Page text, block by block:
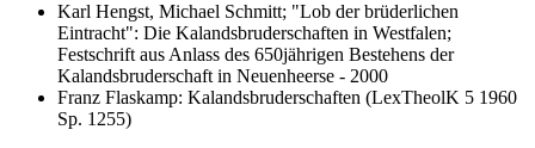
Karl Hengst, Michael Schmitt; "Lob der brüderlichen
Eintracht": Die Kalandsbruderschaften in Westfalen;
Festschrift aus Anlass des 650jährigen Bestehens der
Kalandsbruderschaft in Neuenheerse - 2000
Franz Flaskamp: Kalandsbruderschaften (LexTheolK 5 1960
Sp. 1255)